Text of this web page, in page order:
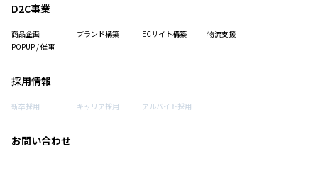
D2C事業
商品企画 ブランド構築 ECサイト構築
物流支援
POPUP / 催事
採用情報
新卒採用 キャリア採用 アルバイト採用
お問い合わせ